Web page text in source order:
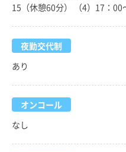
15（休憩60分） （4）17：
夜勤交代制
あり
オンコール
なし